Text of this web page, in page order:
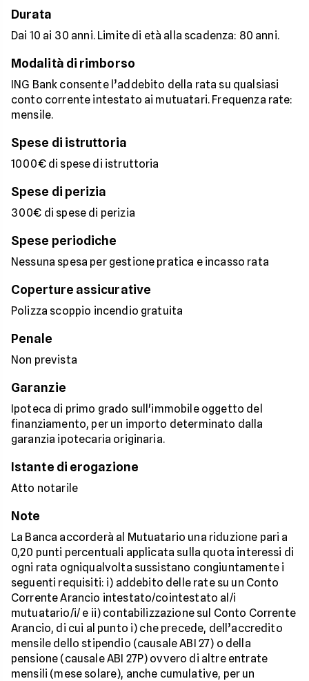
Durata
Dai 10 ai 30 anni. Limite di età alla scadenza: 80 anni.
Modalità di rimborso
ING Bank consente l’addebito della rata su qualsiasi
conto corrente intestato ai mutuatari. Frequenza rate:
mensile.
Spese di istruttoria
1000€ di spese di istruttoria
Spese di perizia
300€ di spese di perizia
Spese periodiche
Nessuna spesa per gestione pratica e incasso rata
Coperture assicurative
Polizza scoppio incendio gratuita
Penale
Non prevista
Garanzie
Ipoteca di primo grado sull'immobile oggetto del
finanziamento, per un importo determinato dalla
garanzia ipotecaria originaria.
Istante di erogazione
Atto notarile
Note
La Banca accorderà al Mutuatario una riduzione pari a
0,20 punti percentuali applicata sulla quota interessi di
ogni rata ogniqualvolta sussistano congiuntamente i
seguenti requisiti: i) addebito delle rate su un Conto
Corrente Arancio intestato/cointestato al/i
mutuatario/i/ e ii) contabilizzazione sul Conto Corrente
Arancio, di cui al punto i) che precede, dell’accredito
mensile dello stipendio (causale ABI 27) o della
pensione (causale ABI 27P) ovvero di altre entrate
mensili (mese solare), anche cumulative, per un